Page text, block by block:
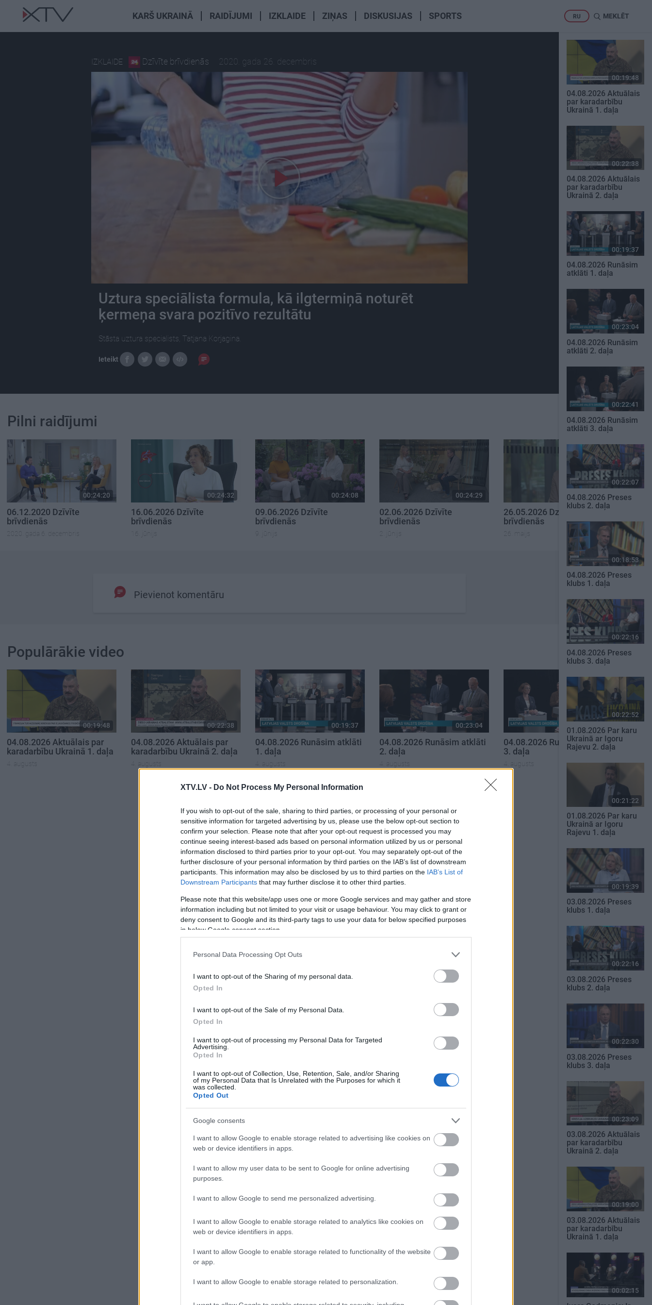
XTV.LV - Do Not Process My Personal Information
If you wish to opt-out of the sale, sharing to third parties, or processing of your personal or
sensitive information for targeted advertising by us, please use the below opt-out section to
confirm your selection. Please note that after your opt-out request is processed you may
continue seeing interest-based ads based on personal information utilized by us or personal
information disclosed to third parties prior to your opt-out. You may separately opt-out of the
further disclosure of your personal information by third parties on the IAB’s list of downstream
participants. This information may also be disclosed by us to third parties on the IAB’s List of
Downstream Participants that may further disclose it to other third parties.
Please note that this website/app uses one or more Google services and may gather and store
information including but not limited to your visit or usage behaviour. You may click to grant or
deny consent to Google and its third-party tags to use your data for below specified purposes
in below Google consent section.
Personal Data Processing Opt Outs
I want to opt-out of the Sharing of my personal data.
Opted In
I want to opt-out of the Sale of my Personal Data.
Opted In
I want to opt-out of processing my Personal Data for Targeted
Advertising.
Opted In
I want to opt-out of Collection, Use, Retention, Sale, and/or Sharing
of my Personal Data that Is Unrelated with the Purposes for which it
was collected.
Opted Out
Google consents
I want to allow Google to enable storage related to advertising like cookies on
web or device identifiers in apps.
I want to allow my user data to be sent to Google for online advertising
purposes.
I want to allow Google to send me personalized advertising.
I want to allow Google to enable storage related to analytics like cookies on
web or device identifiers in apps.
I want to allow Google to enable storage related to functionality of the website
or app.
I want to allow Google to enable storage related to personalization.
KARŠ UKRAINĀ RAIDĪJUMI IZKLAIDE ZIŅAS DISKUSIJAS SPORTS RU MEKLĒT
IZKLAIDE Dzīvīte brīvdienās 2020. gada 26. decembris
Uztura speciālista formula, kā ilgtermiņā noturēt
ķermeņa svara pozitīvo rezultātu
Stāsta uztura specialists, Tatjana Korjagina.
Ieteikt
Pilni raidījumi
00:24:20
06.12.2020 Dzīvīte
brīvdienās
2020. gada 6. decembris
00:24:32
16.06.2026 Dzīvīte
brīvdienās
16. jūnijs
00:24:08
09.06.2026 Dzīvīte
brīvdienās
9. jūnijs
00:24:29
02.06.2026 Dzīvīte
brīvdienās
2. jūnijs
00:24:47
26.05.2026 Dzīvīte
brīvdienās
26. maijs
Pievienot komentāru
Populārākie video
00:19:48
04.08.2026 Aktuālais par
karadarbību Ukrainā 1. daļa
4. augusts
00:22:38
04.08.2026 Aktuālais par
karadarbību Ukrainā 2. daļa
4. augusts
00:19:37
04.08.2026 Runāsim atklāti
1. daļa
4. augusts
00:23:04
04.08.2026 Runāsim atklāti
2. daļa
4. augusts
00:22:41
04.08.2026 Runāsim atklāti
3. daļa
4. augusts
SKATĪT VISUS
00:19:48
04.08.2026 Aktuālais
par karadarbību
Ukrainā 1. daļa
00:22:38
04.08.2026 Aktuālais
par karadarbību
Ukrainā 2. daļa
00:19:37
04.08.2026 Runāsim
atklāti 1. daļa
00:23:04
04.08.2026 Runāsim
atklāti 2. daļa
00:22:41
04.08.2026 Runāsim
atklāti 3. daļa
00:22:07
04.08.2026 Preses
klubs 2. daļa
00:18:53
04.08.2026 Preses
klubs 1. daļa
00:22:16
04.08.2026 Preses
klubs 3. daļa
00:22:52
01.08.2026 Par karu
Ukrainā ar Igoru
Rajevu 2. daļa
00:21:22
01.08.2026 Par karu
Ukrainā ar Igoru
Rajevu 1. daļa
00:19:39
03.08.2026 Preses
klubs 1. daļa
00:22:16
03.08.2026 Preses
klubs 2. daļa
00:22:30
03.08.2026 Preses
klubs 3. daļa
00:23:09
03.08.2026 Aktuālais
par karadarbību
Ukrainā 2. daļa
00:19:00
03.08.2026 Aktuālais
par karadarbību
Ukrainā 1. daļa
00:02:15